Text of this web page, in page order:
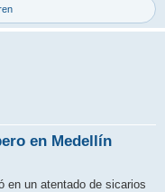
en Medellín
en un atentado de sicarios